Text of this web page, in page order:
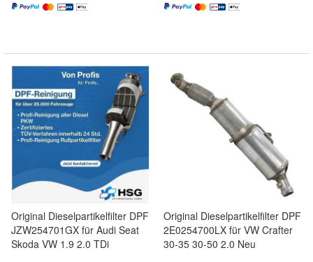
Original Dieselpartikelfilter DPF
JZW254701GX für Audi Seat
Skoda VW 1.9 2.0 TDi
Original Dieselpartikelfilter DPF
2E0254700LX für VW Crafter
30-35 30-50 2.0 Neu